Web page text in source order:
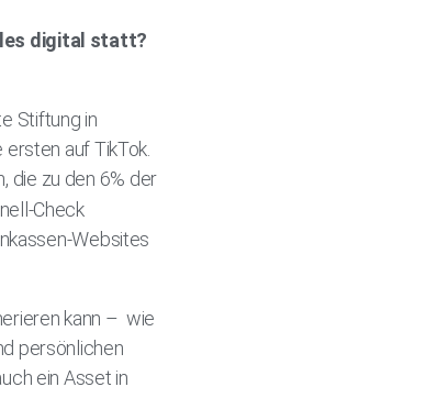
digital statt?
Stiftung in
auf TikTok.
die zu den 6% der
Check
Websites
kann – wie
persönlichen
ein Asset in